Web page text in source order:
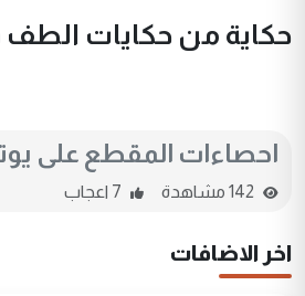
حكاية من حكايات الطف
احصاءات المقطع على
اخر الاضافات